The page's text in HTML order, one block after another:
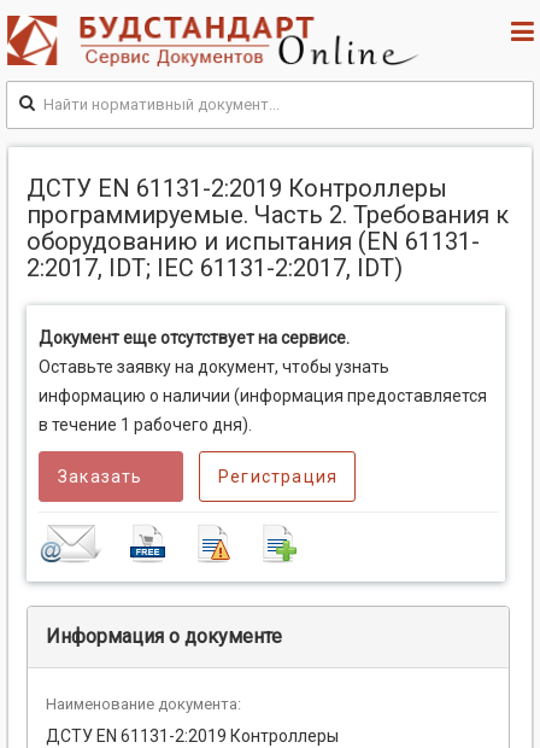
ДСТУ EN 61131-2:2019 Контроллеры
программируемые. Часть 2. Требования к
оборудованию и испытания (EN 61131-
2:2017, IDT; IEC 61131-2:2017, IDT)
Документ еще отсутствует на сервисе.
Оставьте заявку на документ, чтобы узнать
информацию о наличии (информация предоставляется
в течение 1 рабочего дня).
Заказать Регистрация
Информация о документе
Наименование документа:
ДСТУ EN 61131-2:2019 Контроллеры